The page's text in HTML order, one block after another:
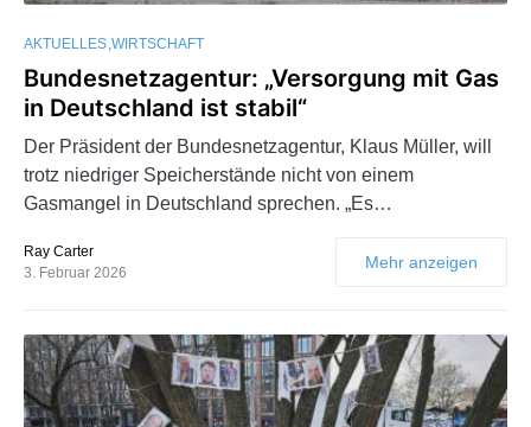
AKTUELLES WIRTSCHAFT
Bundesnetzagentur: „Versorgung mit Gas
in Deutschland ist stabil“
Der Präsident der Bundesnetzagentur, Klaus Müller, will
trotz niedriger Speicherstände nicht von einem
Gasmangel in Deutschland sprechen. „Es…
Ray Carter
3. Februar 2026
Mehr anzeigen